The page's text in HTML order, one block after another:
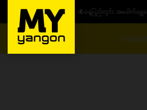
ယနေ့ပြည်တွင်း ၁၅ ပဲရည်ရွှေဈေး :